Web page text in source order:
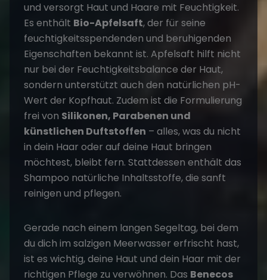
und versorgt Haut und Haare mit Feuchtigkeit.
Es enthält Bio-Apfelsaft, der für seine
feuchtigkeitsspendenden und beruhigenden
Eigenschaften bekannt ist. Apfelsaft hilft nicht
nur bei der Feuchtigkeitsbalance der Haut,
sondern unterstützt auch den natürlichen pH-
Wert der Kopfhaut. Zudem ist die Formulierung
frei von Silikonen, Parabenen und
künstlichen Duftstoffen – alles, was du nicht
in dein Haar oder auf deine Haut bringen
möchtest, bleibt fern. Stattdessen enthält das
Shampoo natürliche Inhaltsstoffe, die sanft
reinigen und pflegen.
Gerade nach einem langen Segeltag, bei dem
du dich im salzigen Meerwasser erfrischt hast,
ist es wichtig, deine Haut und dein Haar mit der
richtigen Pflege zu verwöhnen. Das Benecos